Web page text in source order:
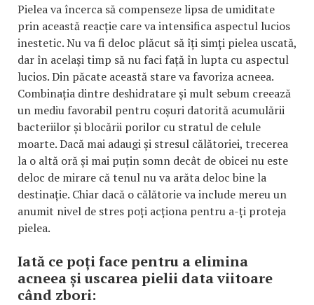
Pielea va încerca să compenseze lipsa de umiditate
prin această reacție care va intensifica aspectul lucios
inestetic. Nu va fi deloc plăcut să îți simți pielea uscată,
dar în același timp să nu faci față în lupta cu aspectul
lucios. Din păcate această stare va favoriza acneea.
Combinația dintre deshidratare și mult sebum creează
un mediu favorabil pentru coșuri datorită acumulării
bacteriilor și blocării porilor cu stratul de celule
moarte. Dacă mai adaugi și stresul călătoriei, trecerea
la o altă oră și mai puțin somn decât de obicei nu este
deloc de mirare că tenul nu va arăta deloc bine la
destinație. Chiar dacă o călătorie va include mereu un
anumit nivel de stres poți acționa pentru a-ți proteja
pielea.
Iată ce poți face pentru a elimina
acneea și uscarea pielii data viitoare
când zbori: